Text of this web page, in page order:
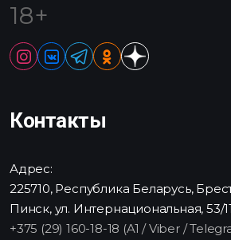
18+
Контакты
Адрес:
225710, Республика Беларусь,
Пинск, ул. Интернациональная, 53/11
+375 (29) 160-18-18 (A1 / Viber /